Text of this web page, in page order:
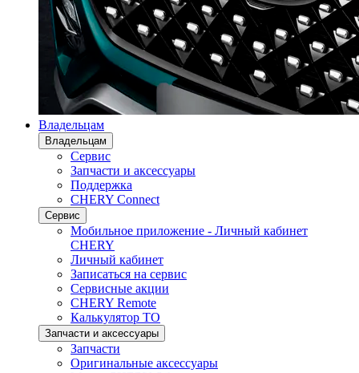
Владельцам
Владельцам
Сервис
Запчасти и аксессуары
Поддержка
CHERY Connect
Сервис
Мобильное приложение - Личный кабинет
CHERY
Личный кабинет
Записаться на сервис
Сервисные акции
CHERY Remote
Калькулятор ТО
Запчасти и аксессуары
Запчасти
Оригинальные аксессуары